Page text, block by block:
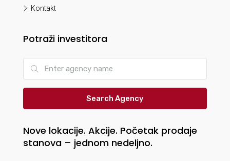
Kontakt
Potraži investitora
Search Agency
Nove lokacije. Akcije. Početak prodaje
stanova – jednom nedeljno.